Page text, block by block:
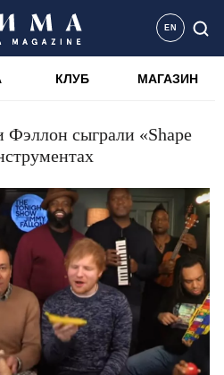
EN
КЛУБ МАГАЗИН
сыграли «Shape